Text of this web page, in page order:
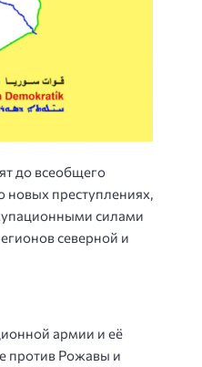
до всеобщего
преступлениях,
силами
северной и
армии и её
против Рожавы и